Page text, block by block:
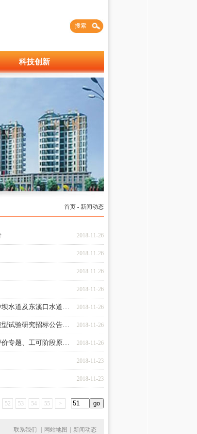
搜索
科技创新
首页 - 新闻动态
2018-11-26
2018-11-26
2018-11-26
2018-11-26
2018-11-26
坝水道及东溪口水道…
2018-11-26
型试验研究招标公告…
2018-11-26
价专题、工可阶段原…
2018-11-23
2018-11-23
52 53 54 55 >
联系我们 网站地图 新闻动态